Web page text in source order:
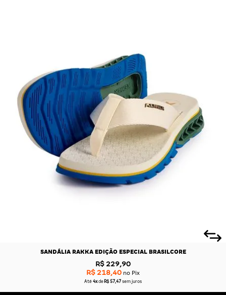
SANDÁLIA RAKKA EDIÇÃO ESPECIAL BRASILCORE
R$ 229,90
R$ 218,40 no Pix
Até 4x de R$ 57,47 sem juros